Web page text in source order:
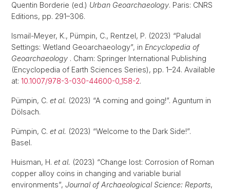
Quentin Borderie (ed.) Urban Geoarchaeology. Paris: CNRS
Editions, pp. 291–306.
Ismail-Meyer, K., Pümpin, C., Rentzel, P. (2023) “Paludal
Settings: Wetland Geoarchaeology”, in Encyclopedia of
Geoarchaeology . Cham: Springer International Publishing
(Encyclopedia of Earth Sciences Series), pp. 1–24. Available
at: 10.1007/978-3-030-44600-0_158-2.
Pümpin, C. et al. (2023) “A coming and going!”. Aguntum in
Dölsach.
Pümpin, C. et al. (2023) “Welcome to the Dark Side!”.
Basel.
Huisman, H. et al. (2023) “Change lost: Corrosion of Roman
copper alloy coins in changing and variable burial
environments”, Journal of Archaeological Science: Reports,